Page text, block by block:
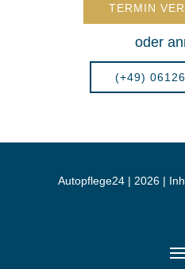
TERMIN
oder
(+49)
Autopflege24 | 2026 |